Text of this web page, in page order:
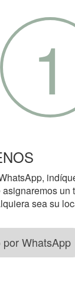
1
un
sea su
por WhatsApp